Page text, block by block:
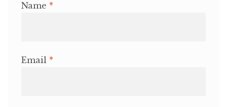
Name *
Email *